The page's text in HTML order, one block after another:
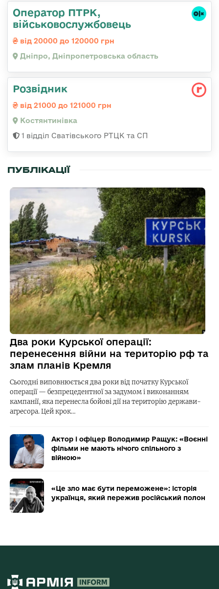
Оператор ПТРК,
військовослужбовець
від 20000 до 120000 грн
Дніпро, Дніпропетровська область
Розвідник
від 21000 до 121000 грн
Костянтинівка
1 відділ Сватівського РТЦК та СП
ПУБЛІКАЦІЇ
Два роки Курської операції:
перенесення війни на територію рф та
злам планів Кремля
Сьогодні виповнюється два роки від початку Курської
операції — безпрецедентної за задумом і виконанням
кампанії, яка перенесла бойові дії на територію держави-
агресора. Цей крок…
Актор і офіцер Володимир Ращук: «Воєнні
фільми не мають нічого спільного з
війною»
«Це зло має бути переможене»: історія
українця, який пережив російський полон